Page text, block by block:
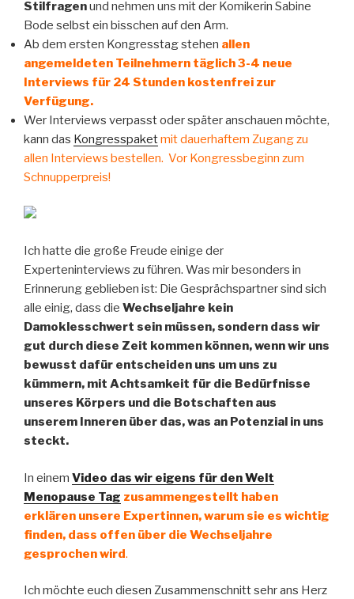
Stilfragenund nehmen uns mit der Komikerin Sabine
Bode selbst ein bisschen auf den Arm.
Ab dem ersten Kongresstag stehen allen
angemeldeten Teilnehmern täglich 3-4 neue
Interviews für 24 Stunden kostenfrei zur
Verfügung.
Wer Interviews verpasst oder später anschauen möchte,
kann das Kongresspaketmit dauerhaftem Zugang zu
allen Interviews bestellen. Vor Kongressbeginn zum
Schnupperpreis!
Ich hatte die große Freude einige der
Experteninterviews zu führen. Was mir besonders in
Erinnerung geblieben ist: Die Gesprächspartner sind sich
alle einig, dass die Wechseljahre kein
Damoklesschwert sein müssen, sondern dass wir
gut durch diese Zeit kommen können, wenn wir uns
bewusst dafür entscheiden uns um uns zu
kümmern, mit Achtsamkeit für die Bedürfnisse
unseres Körpers und die Botschaften aus
unserem Inneren über das, was an Potenzial in uns
steckt.
In einem Video das wir eigens für den Welt
Menopause Tag zusammengestellt haben
erklären unsere Expertinnen, warum sie es wichtig
finden, dass offen über die Wechseljahre
gesprochen wird.
Ich möchte euch diesen Zusammenschnitt sehr ans Herz